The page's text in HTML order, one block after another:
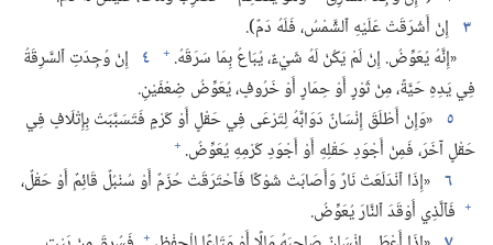
٣ إِنْ أَشْرَقَتْ عَلَيْهِ ٱلشَّمْسُ،‏ فَلَهُ دَمٌ)‏.‏
‏«إِنَّهُ يُعَوِّضُ.‏ إِنْ لَمْ يَكُنْ لَهُ شَيْءٌ،‏ يُبَاعُ بِمَا سَرَقَهُ.‏ + ٤ إِنْ وُجِدَتِ ٱلسَّرِقَةُ
فِي يَدِهِ حَيَّةً،‏ مِنْ ثَوْرٍ أَوْ حِمَارٍ أَوْ خَرُوفٍ،‏ يُعَوِّضُ ضِعْفَيْنِ.‏
٥ ‏«وَإِنْ أَطْلَقَ إِنْسَانٌ دَوَابَّهُ لِتَرْعَى فِي حَقْلٍ أَوْ كَرْمٍ فَتَسَبَّبَتْ بِإِتْلَافٍ فِي
حَقْلٍ آخَرَ،‏ فَمِنْ أَجْوَدِ حَقْلِهِ أَوْ أَجْوَدِ كَرْمِهِ يُعَوِّضُ.‏ +
٦ ‏«إِذَا ٱنْدَلَعَتْ نَارٌ وَأَصَابَتْ شَوْكًا فَٱحْتَرَقَتْ حُزَمٌ أَوْ سُنْبُلٌ قَائِمٌ أَوْ حَقْلٌ،‏
+ فَٱلَّذِي أَوْقَدَ ٱلنَّارَ يُعَوِّضُ.‏
+